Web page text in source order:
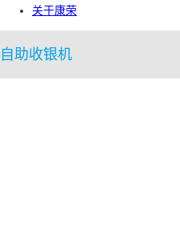
关于康荣
自助收银机